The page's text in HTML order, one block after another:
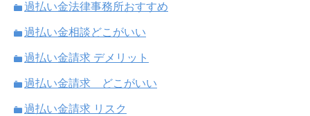
過払い金法律事務所おすすめ
過払い金相談どこがいい
過払い金請求 デメリット
過払い金請求 どこがいい
過払い金請求 リスク